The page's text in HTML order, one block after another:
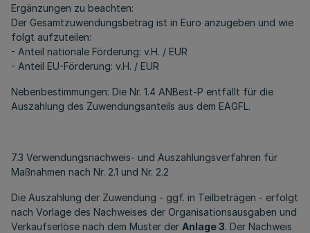
Ergänzungen zu beachten:
Der Gesamtzuwendungsbetrag ist in Euro anzugeben und wie
folgt aufzuteilen:
- Anteil nationale Förderung: v.H. / EUR
- Anteil EU-Förderung: v.H. / EUR
Nebenbestimmungen: Die Nr. 1.4 ANBest-P entfällt für die
Auszahlung des Zuwendungsanteils aus dem EAGFL.
7.3 Verwendungsnachweis- und Auszahlungsverfahren für
Maßnahmen nach Nr. 2.1 und Nr. 2.2
Die Auszahlung der Zuwendung - ggf. in Teilbeträgen - erfolgt
nach Vorlage des Nachweises der Organisationsausgaben und
Verkaufserlöse nach dem Muster der Anlage 3. Der Nachweis